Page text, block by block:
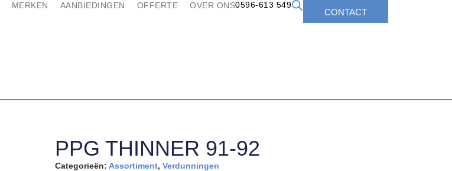
MERKEN AANBIEDINGEN OFFERTE OVER ONS0596-613 549
CONTACT
PPG THINNER 91-92
Categorieën: Assortiment, Verdunningen